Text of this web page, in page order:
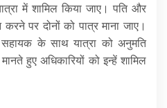
में शामिल किया जाए। पति और
पर दोनों को पात्र माना जाए।
सहायक के साथ यात्रा को अनुमति
हुए अधिकारियों को इन्हें शामिल